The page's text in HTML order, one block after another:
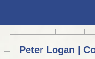
Peter Logan |